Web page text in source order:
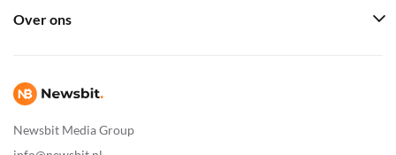
Newsbit Media Group
Over ons